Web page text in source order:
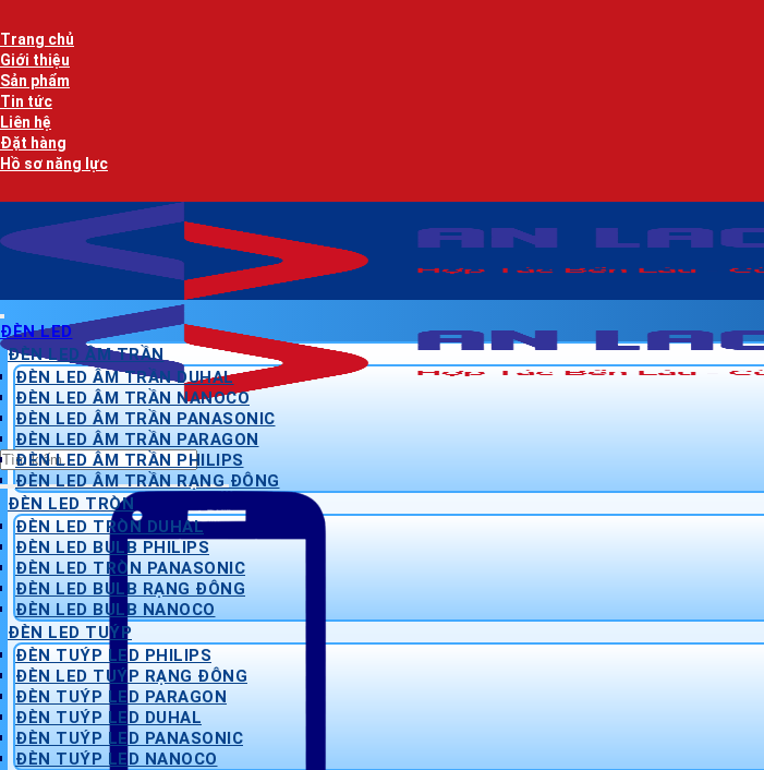
qua
nội
dung
Trang chủ
Giới thiệu
Sản phẩm
Tin tức
Liên hệ
Đặt hàng
Hồ sơ năng lực
Tìm
kiếm:
ĐÈN LED
ĐÈN LED ÂM TRẦN
ĐÈN LED ÂM TRẦN DUHAL
ĐÈN LED ÂM TRẦN NANOCO
ĐÈN LED ÂM TRẦN PANASONIC
ĐÈN LED ÂM TRẦN PARAGON
ĐÈN LED ÂM TRẦN PHILIPS
ĐÈN LED ÂM TRẦN RẠNG ĐÔNG
ĐÈN LED TRÒN
ĐÈN LED TRÒN DUHAL
ĐÈN LED BULB PHILIPS
ĐÈN LED TRÒN PANASONIC
ĐÈN LED BULB RẠNG ĐÔNG
ĐÈN LED BULB NANOCO
ĐÈN LED TUÝP
ĐÈN TUÝP LED PHILIPS
ĐÈN LED TUÝP RẠNG ĐÔNG
ĐÈN TUÝP LED PARAGON
ĐÈN TUÝP LED DUHAL
ĐÈN TUÝP LED PANASONIC
ĐÈN TUÝP LED NANOCO